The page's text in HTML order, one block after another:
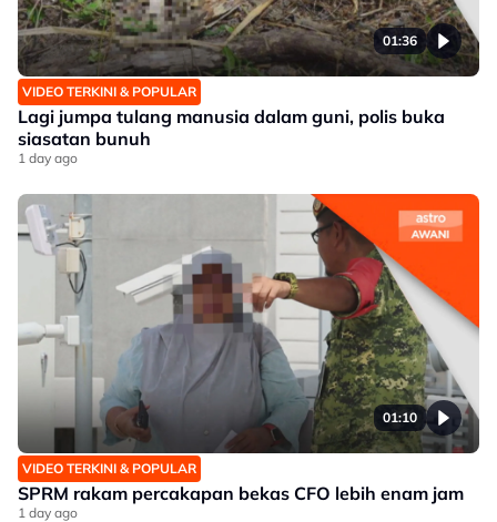
01:36
VIDEO TERKINI & POPULAR
Lagi jumpa tulang manusia dalam guni, polis buka
siasatan bunuh
1 day ago
01:10
VIDEO TERKINI & POPULAR
SPRM rakam percakapan bekas CFO lebih enam jam
1 day ago